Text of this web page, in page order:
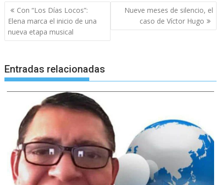
Navegación
de
entradas
Con “Los Días Locos”:
Elena marca el inicio de una
nueva etapa musical
Nueve meses de silencio, el
caso de Víctor Hugo
Entradas relacionadas